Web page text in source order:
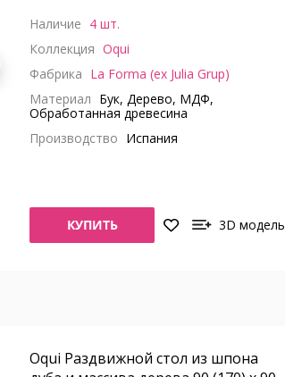
Наличие 4 шт.
Коллекция Oqui
Фабрика La Forma (ex Julia Grup)
Материал Бук, Дерево, МДФ,
Обработанная древесина
Производство Испания
КУПИТЬ 3D модель
Oqui Раздвижной стол из шпона